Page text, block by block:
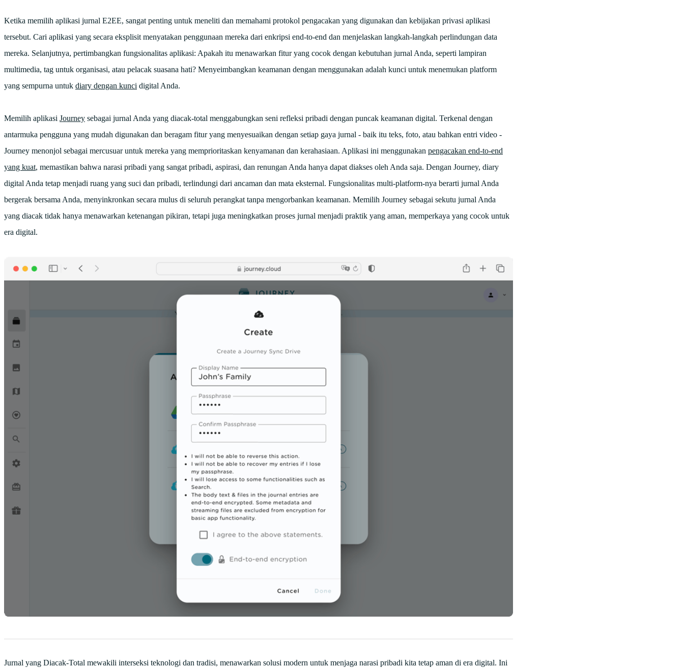
Ketika memilih aplikasi jurnal E2EE, sangat penting untuk meneliti dan memahami protokol pengacakan yang digunakan dan kebijakan privasi aplikasi
tersebut. Cari aplikasi yang secara eksplisit menyatakan penggunaan mereka dari enkripsi end-to-end dan menjelaskan langkah-langkah perlindungan data
mereka. Selanjutnya, pertimbangkan fungsionalitas aplikasi: Apakah itu menawarkan fitur yang cocok dengan kebutuhan jurnal Anda, seperti lampiran
multimedia, tag untuk organisasi, atau pelacak suasana hati? Menyeimbangkan keamanan dengan menggunakan adalah kunci untuk menemukan platform
yang sempurna untuk diary dengan kunci digital Anda.
Memilih aplikasi Journey sebagai jurnal Anda yang diacak-total menggabungkan seni refleksi pribadi dengan puncak keamanan digital. Terkenal dengan
antarmuka pengguna yang mudah digunakan dan beragam fitur yang menyesuaikan dengan setiap gaya jurnal - baik itu teks, foto, atau bahkan entri video -
Journey menonjol sebagai mercusuar untuk mereka yang memprioritaskan kenyamanan dan kerahasiaan. Aplikasi ini menggunakan pengacakan end-to-end
yang kuat, memastikan bahwa narasi pribadi yang sangat pribadi, aspirasi, dan renungan Anda hanya dapat diakses oleh Anda saja. Dengan Journey, diary
digital Anda tetap menjadi ruang yang suci dan pribadi, terlindungi dari ancaman dan mata eksternal. Fungsionalitas multi-platform-nya berarti jurnal Anda
bergerak bersama Anda, menyinkronkan secara mulus di seluruh perangkat tanpa mengorbankan keamanan. Memilih Journey sebagai sekutu jurnal Anda
yang diacak tidak hanya menawarkan ketenangan pikiran, tetapi juga meningkatkan proses jurnal menjadi praktik yang aman, memperkaya yang cocok untuk
era digital.
Jurnal yang Diacak-Total mewakili interseksi teknologi dan tradisi, menawarkan solusi modern untuk menjaga narasi pribadi kita tetap aman di era digital. Ini